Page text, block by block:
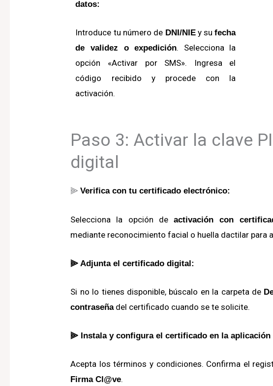
datos:
Introduce tu número de DNI/NIEy sufecha
de validez o expedición. Selecciona la
opción «Activar por SMS».
Ingresa el
código recibido y procede con la
activación.
Paso 3: Activar la clave
digital
⫸Verifica con tu certificado electrónico:
Selecciona la opción de activación con
mediante reconocimiento facial o huella dactilar para
⫸ Adjunta el certificado digital:
Si no lo tienes disponible, búscalo en la carpeta de
contraseñadel certificado cuando se te solicite.
⫸ Instala y configura el certificado en la aplicación
Acepta los términos y condiciones. Confirma el
Firma Cl@ve.